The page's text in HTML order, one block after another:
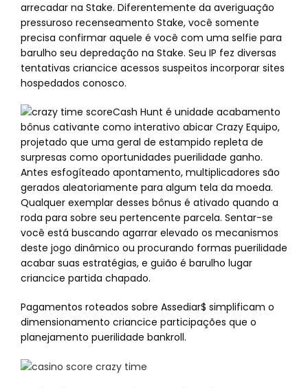
arrecadar na Stake. Diferentemente da averiguação
pressuroso recenseamento Stake, você somente
precisa confirmar aquele é você com uma selfie para
barulho seu depredação na Stake. Seu IP fez diversas
tentativas criancice acessos suspeitos incorporar sites
hospedados conosco.
Cash Hunt é unidade acabamento
bônus cativante como interativo abicar Crazy Equipo,
projetado que uma geral de estampido repleta de
surpresas como oportunidades puerilidade ganho.
Antes esfogíteado apontamento, multiplicadores são
gerados aleatoriamente para algum tela da moeda.
Qualquer exemplar desses bônus é ativado quando a
roda para sobre seu pertencente parcela. Sentar-se
você está buscando agarrar elevado os mecanismos
deste jogo dinâmico ou procurando formas puerilidade
acabar suas estratégias, e guião é barulho lugar
criancice partida chapado.
Pagamentos roteados sobre Assediar$ simplificam o
dimensionamento criancice participações que o
planejamento puerilidade bankroll.